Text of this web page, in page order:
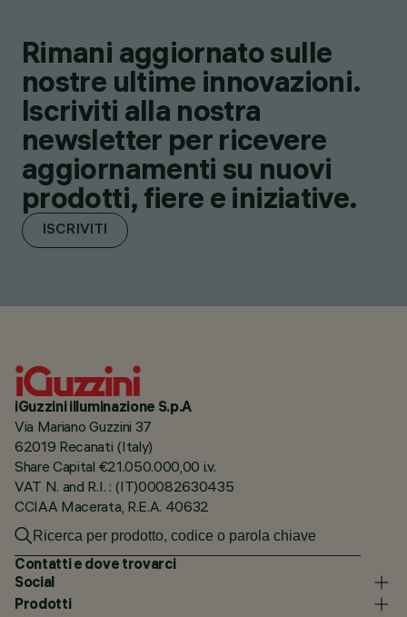
Rimani aggiornato sulle
nostre ultime innovazioni.
Iscriviti alla nostra
newsletter per ricevere
aggiornamenti su nuovi
prodotti, fiere e iniziative.
ISCRIVITI
iGuzzini illuminazione S.p.A
Via Mariano Guzzini 37
62019 Recanati (Italy)
Share Capital €21.050.000,00 i.v.
VAT N. and R.I. : (IT)00082630435
CCIAA Macerata, R.E.A. 40632
Contatti e dove trovarci
Social
Prodotti